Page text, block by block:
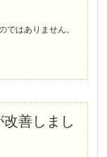
はありません。
善しまし